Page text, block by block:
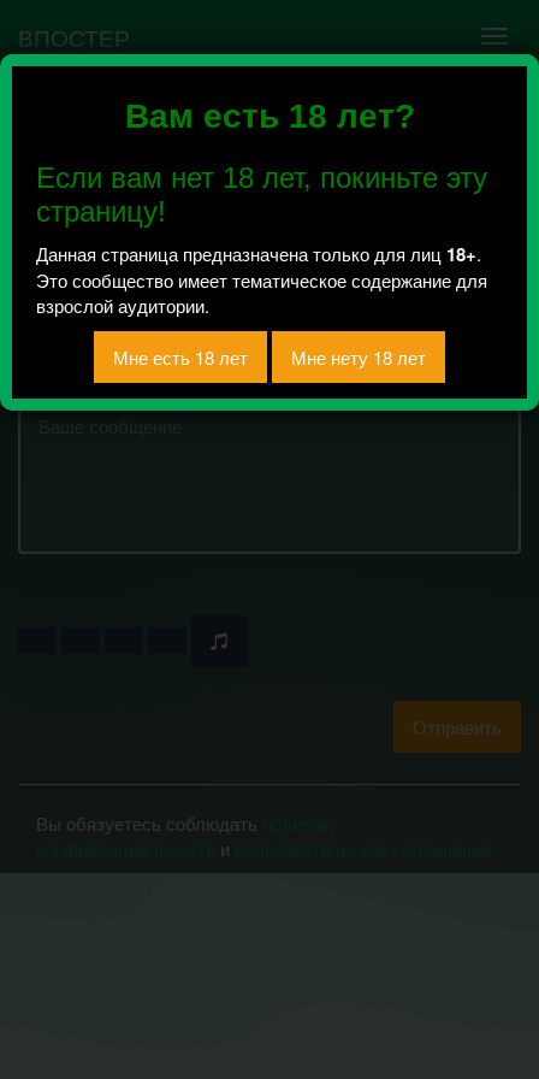
Вам есть 18 лет?
Если вам нет 18 лет, покиньте эту
страницу!
Данная страница предназначена только для лиц 18+.
Это сообщество имеет тематическое содержание для
взрослой аудитории.
ВПОСТЕР
Признавашки трешки
Всего 210, за сегодня 0 сообщений
отправлено
для приема: в сообщения сообщества
пишите класс и букву
Текст сообщения: 15895символов
Отправить
Вы обязуетесь соблюдать
и